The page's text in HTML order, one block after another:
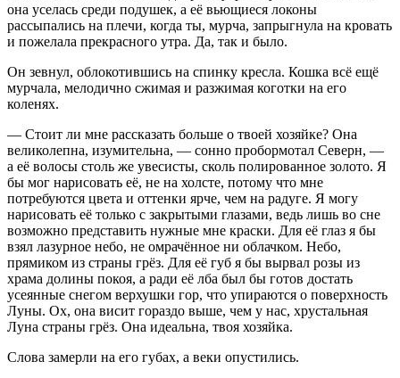
она уселась среди подушек, а её вьющиеся локоны
рассыпались на плечи, когда ты, мурча, запрыгнула на кровать
и пожелала прекрасного утра. Да, так и было.
Он зевнул, облокотившись на спинку кресла. Кошка всё ещё
мурчала, мелодично сжимая и разжимая коготки на его
коленях.
— Стоит ли мне рассказать больше о твоей хозяйке? Она
великолепна, изумительна, — сонно пробормотал Северн, —
а её волосы столь же увесисты, сколь полированное золото. Я
бы мог нарисовать её, не на холсте, потому что мне
потребуются цвета и оттенки ярче, чем на радуге. Я могу
нарисовать её только с закрытыми глазами, ведь лишь во сне
возможно представить нужные мне краски. Для её глаз я бы
взял лазурное небо, не омрачённое ни облачком. Небо,
прямиком из страны грёз. Для её губ я бы вырвал розы из
храма долины покоя, а ради её лба был бы готов достать
усеянные снегом верхушки гор, что упираются о поверхность
Луны. Ох, она висит гораздо выше, чем у нас, хрустальная
Луна страны грёз. Она идеальна, твоя хозяйка.
Слова замерли на его губах, а веки опустились.